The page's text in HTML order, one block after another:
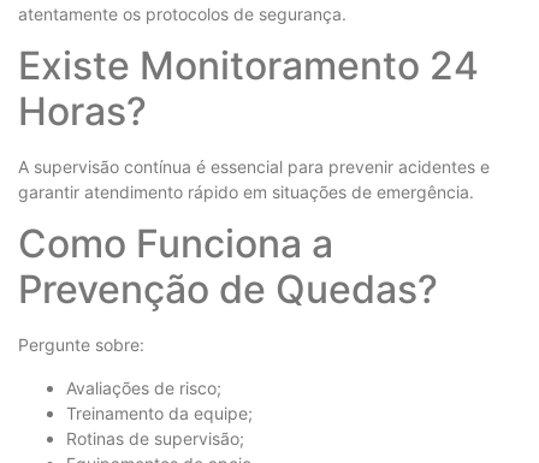
atentamente os protocolos de segurança.
Existe Monitoramento 24
Horas?
A supervisão contínua é essencial para prevenir acidentes e
garantir atendimento rápido em situações de emergência.
Como Funciona a
Prevenção de Quedas?
Pergunte sobre:
Avaliações de risco;
Treinamento da equipe;
Rotinas de supervisão;